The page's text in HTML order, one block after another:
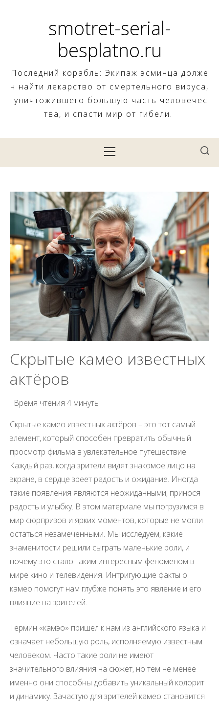
smotret-serial-
besplatno.ru
Последний корабль: Экипаж эсминца долже
н найти лекарство от смертельного вируса,
уничтожившего большую часть человечес
тва, и спасти мир от гибели.
Menu
Скрытые камео известных
актёров
Время чтения 4 минуты
Скрытые камео известных актёров – это тот самый
элемент, который способен превратить обычный
просмотр фильма в увлекательное путешествие.
Каждый раз, когда зрители видят знакомое лицо на
экране, в сердце зреет радость и ожидание. Иногда
такие появления являются неожиданными, принося
радость и улыбку. В этом материале мы погрузимся в
мир сюрпризов и ярких моментов, которые не могли
остаться незамеченными. Мы исследуем, какие
знаменитости решили сыграть маленькие роли, и
почему это стало таким интересным феноменом в
мире кино и телевидения. Интригующие факты о
камео помогут нам глубже понять это явление и его
влияние на зрителей.
Термин «камэо» пришёл к нам из английского языка и
означает небольшую роль, исполняемую известным
человеком. Часто такие роли не имеют
значительного влияния на сюжет, но тем не менее
именно они способны добавить уникальный колорит
и динамику. Зачастую для зрителей камео становится